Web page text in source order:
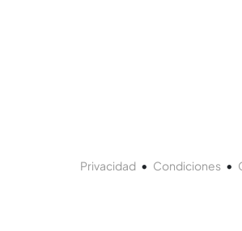
Privacidad• Condiciones•